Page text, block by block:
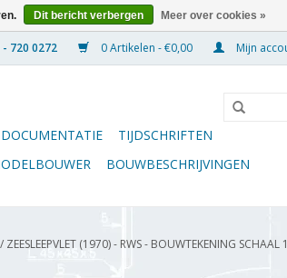
0 Artikelen - €0,00 Mijn
DOCUMENTATIE
TIJDSCHRIFTEN
BOUWBESCHRIJVINGEN
/ ZEESLEEPVLET (1970) - RWS - BOUWTEKENING
Dit bericht verbergen Meer over cookies »